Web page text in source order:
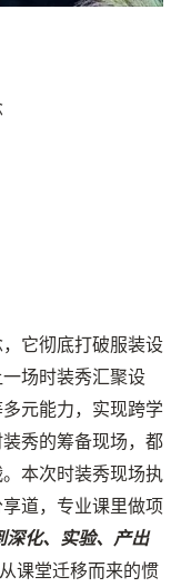
它彻底打破服装设
场时装秀汇聚设
元能力，实现跨学
秀的筹备现场，都
本次时装秀现场执
道，专业课里做项
深化、实验、产出
课堂迁移而来的惯